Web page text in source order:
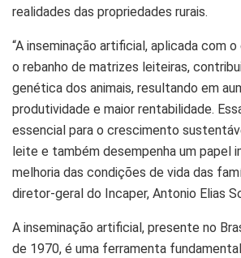
realidades das propriedades rurais.
“A inseminação artificial, aplicada com
o rebanho de matrizes leiteiras,
genética dos animais, resultando em
produtividade e maior rentabilidade.
essencial para o crescimento
leite e também desempenha um papel
melhoria das condições de vida das
diretor-geral do Incaper, Antonio Elias
A inseminação artificial, presente no
de 1970, é uma ferramenta